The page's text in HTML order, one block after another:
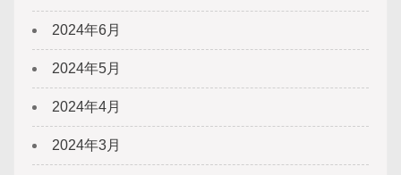
2024年6月
2024年5月
2024年4月
2024年3月